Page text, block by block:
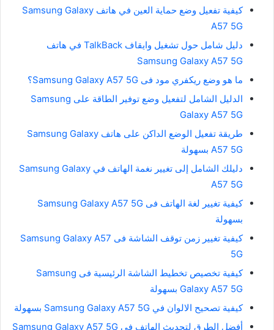
كيفية تفعيل وضع حماية العين في هاتف Samsung Galaxy
A57 5G
دليل شامل حول تشغيل وايقاف TalkBack في هاتف
Samsung Galaxy A57 5G
ما هو وضع ريكفري مود فى Samsung Galaxy A57 5G؟
الدليل الشامل لتفعيل وضع توفير الطاقة على Samsung
Galaxy A57 5G
طريقة تفعيل الوضع الداكن على هاتف Samsung Galaxy
A57 5G بسهولة
دليلك الشامل إلى تغيير نغمة الهاتف في Samsung Galaxy
A57 5G
كيفية تغيير لغة الهاتف فى Samsung Galaxy A57 5G
بسهولة
كيفية تغيير زمن توقف الشاشة فى Samsung Galaxy A57
5G
كيفية تخصيص تخطيط الشاشة الرئيسية فى Samsung
Galaxy A57 5G بسهولة
كيفية تصحيح الالوان في Samsung Galaxy A57 5G بسهولة
أفضل الطرق لتحديث الهاتف في Samsung Galaxy A57 5G